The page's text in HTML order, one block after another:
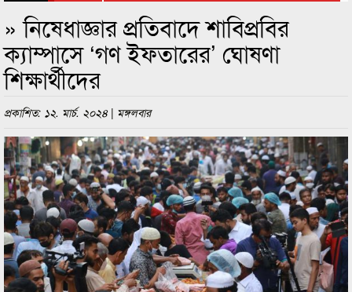
নামলেন ব্যবসায়ীরা
» নিষেধাজ্ঞার প্রতিবাদে শাবিপ্রবির
ক্যাম্পাসে ‘গণ ইফতারের’ ঘোষণা
শিক্ষার্থীদের
প্রকাশিত: ১২. মার্চ. ২০২৪ | মঙ্গলবার